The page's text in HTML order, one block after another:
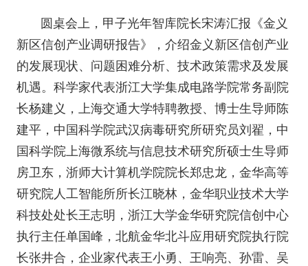
圆桌会上，甲子光年智库院长宋涛汇报《金义
新区信创产业调研报告》，介绍金义新区信创产业
的发展现状、问题困难分析、技术政策需求及发展
机遇。科学家代表浙江大学集成电路学院常务副院
长杨建义，上海交通大学特聘教授、博士生导师陈
建平，中国科学院武汉病毒研究所研究员刘翟，中
国科学院上海微系统与信息技术研究所硕士生导师
房卫东，浙师大计算机学院院长郑忠龙，金华高等
研究院人工智能所所长江晓林，金华职业技术大学
科技处处长王志明，浙江大学金华研究院信创中心
执行主任单国峰，北航金华北斗应用研究院执行院
长张井合，企业家代表王小勇、王响亮、孙雷、吴